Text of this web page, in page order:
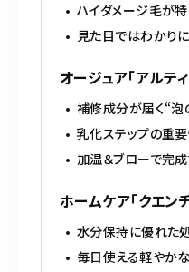
ハイダメージ毛が
見た目ではわかり
オージュア「アルテ
補修成分が届く“泡
乳化ステップの重
加温＆ブローで完
ホームケア「クエン
水分保持に優れた
毎日使える軽やか